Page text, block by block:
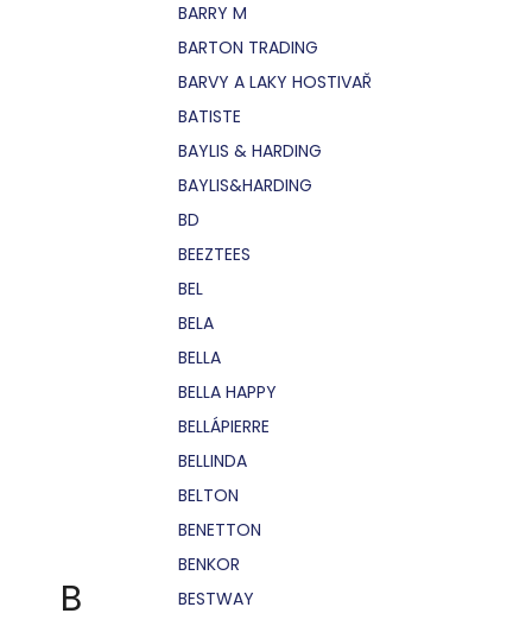
B
BARRY M
BARTON TRADING
BARVY A LAKY HOSTIVAŘ
BATISTE
BAYLIS & HARDING
BAYLIS&HARDING
BD
BEEZTEES
BEL
BELA
BELLA
BELLA HAPPY
BELLÁPIERRE
BELLINDA
BELTON
BENETTON
BENKOR
BESTWAY